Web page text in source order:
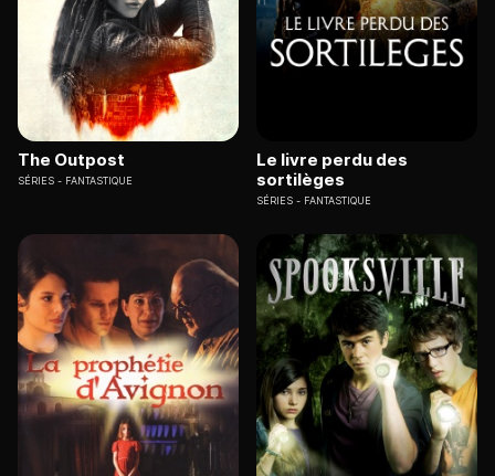
The Outpost
SÉRIES FANTASTIQUE
Le livre perdu des
sortilèges
SÉRIES FANTASTIQUE